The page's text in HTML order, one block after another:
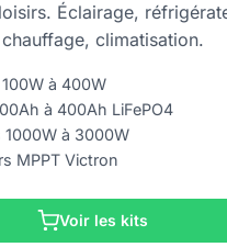
Éclairage,
climatisation.
à 400W
à 400Ah LiFePO4
1000W à 3000W
MPPT Victron
Voir les kits